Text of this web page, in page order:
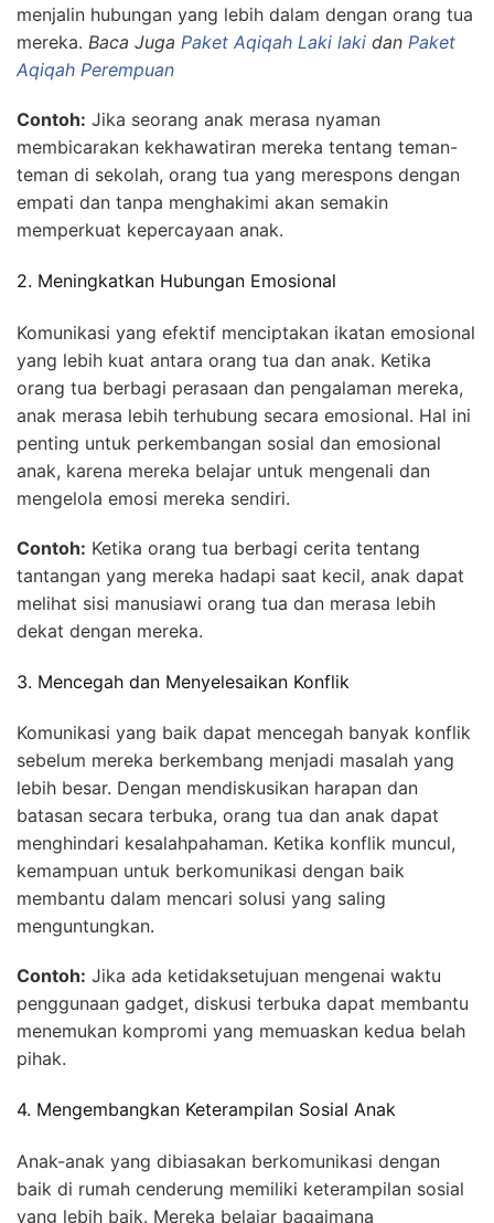
menjalin hubungan yang lebih dalam dengan orang tua
mereka. Baca Juga Paket Aqiqah Laki laki dan Paket
Aqiqah Perempuan
Contoh: Jika seorang anak merasa nyaman
membicarakan kekhawatiran mereka tentang teman-
teman di sekolah, orang tua yang merespons dengan
empati dan tanpa menghakimi akan semakin
memperkuat kepercayaan anak.
2. Meningkatkan Hubungan Emosional
Komunikasi yang efektif menciptakan ikatan emosional
yang lebih kuat antara orang tua dan anak. Ketika
orang tua berbagi perasaan dan pengalaman mereka,
anak merasa lebih terhubung secara emosional. Hal ini
penting untuk perkembangan sosial dan emosional
anak, karena mereka belajar untuk mengenali dan
mengelola emosi mereka sendiri.
Contoh: Ketika orang tua berbagi cerita tentang
tantangan yang mereka hadapi saat kecil, anak dapat
melihat sisi manusiawi orang tua dan merasa lebih
dekat dengan mereka.
3. Mencegah dan Menyelesaikan Konflik
Komunikasi yang baik dapat mencegah banyak konflik
sebelum mereka berkembang menjadi masalah yang
lebih besar. Dengan mendiskusikan harapan dan
batasan secara terbuka, orang tua dan anak dapat
menghindari kesalahpahaman. Ketika konflik muncul,
kemampuan untuk berkomunikasi dengan baik
membantu dalam mencari solusi yang saling
menguntungkan.
Contoh: Jika ada ketidaksetujuan mengenai waktu
penggunaan gadget, diskusi terbuka dapat membantu
menemukan kompromi yang memuaskan kedua belah
pihak.
4. Mengembangkan Keterampilan Sosial Anak
Anak-anak yang dibiasakan berkomunikasi dengan
baik di rumah cenderung memiliki keterampilan sosial
yang lebih baik. Mereka belajar bagaimana